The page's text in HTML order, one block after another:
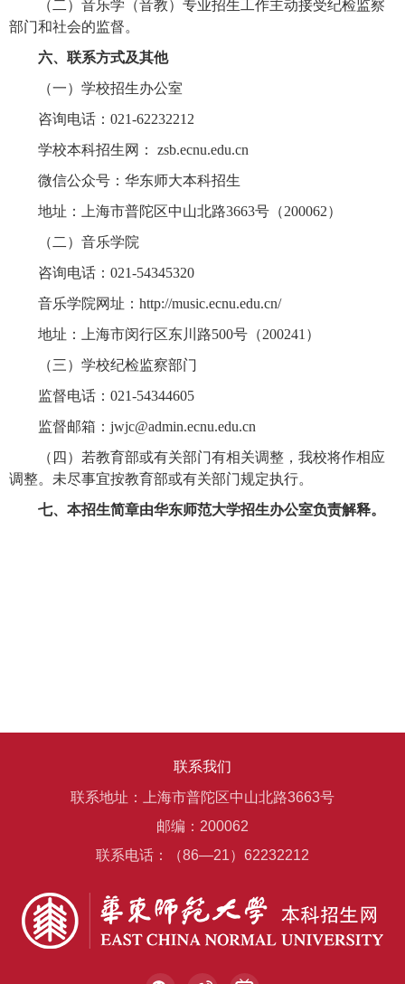
（二）音乐学（音教）专业招生工作主动接受纪检监察
部门和社会的监督。
六、联系方式及其他
（一）学校招生办公室
咨询电话：021-62232212
学校本科招生网： zsb.ecnu.edu.cn
微信公众号：华东师大本科招生
地址：上海市普陀区中山北路3663号（200062）
（二）音乐学院
咨询电话：021-54345320
音乐学院网址：http://music.ecnu.edu.cn/
地址：上海市闵行区东川路500号（200241）
（三）学校纪检监察部门
监督电话：021-54344605
监督邮箱：jwjc@admin.ecnu.edu.cn
（四）若教育部或有关部门有相关调整，我校将作相应
调整。未尽事宜按教育部或有关部门规定执行。
七、本招生简章由华东师范大学招生办公室负责解释。
联系我们
联系地址：上海市普陀区中山北路3663号
邮编：200062
联系电话：（86—21）62232212